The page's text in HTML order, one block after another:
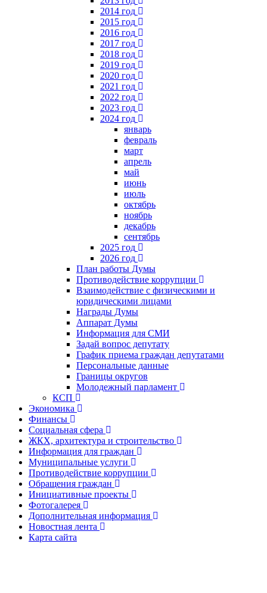
2014 год
2015 год
2016 год
2017 год
2018 год
2019 год
2020 год
2021 год
2022 год
2023 год
2024 год
январь
февраль
март
апрель
май
июнь
июль
октябрь
ноябрь
декабрь
сентябрь
2025 год
2026 год
План работы Думы
Противодействие коррупции
Взаимодействие с физическими и
юридическими лицами
Награды Думы
Аппарат Думы
Информация для СМИ
Задай вопрос депутату
График приема граждан депутатами
Персональные данные
Границы округов
Молодежный парламент
КСП
Экономика
Финансы
Социальная сфера
ЖКХ, архитектура и строительство
Информация для граждан
Муниципальные услуги
Противодействие коррупции
Обращения граждан
Инициативные проекты
Фотогалерея
Дополнительная информация
Новостная лента
Карта сайта